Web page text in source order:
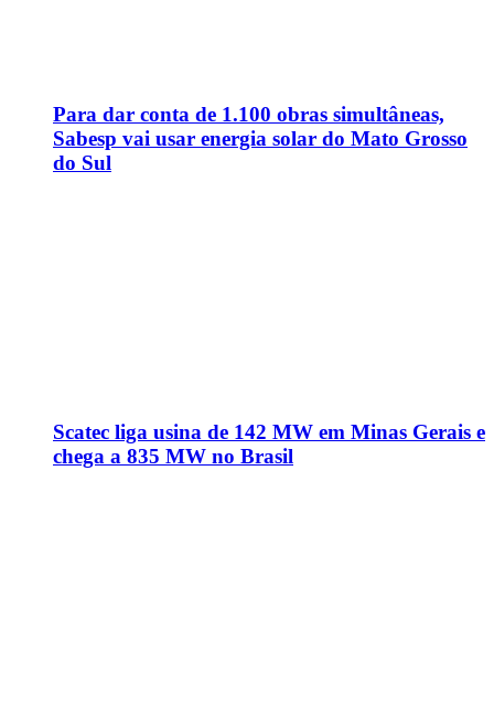
Para dar conta de 1.100 obras simultâneas,
Sabesp vai usar energia solar do Mato Grosso
do Sul
Scatec liga usina de 142 MW em Minas Gerais e
chega a 835 MW no Brasil